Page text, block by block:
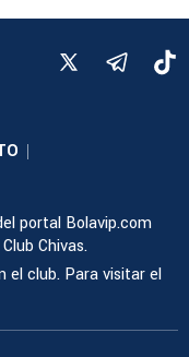
|
portal Bolavip.com
Chivas.
el club. Para visitar el